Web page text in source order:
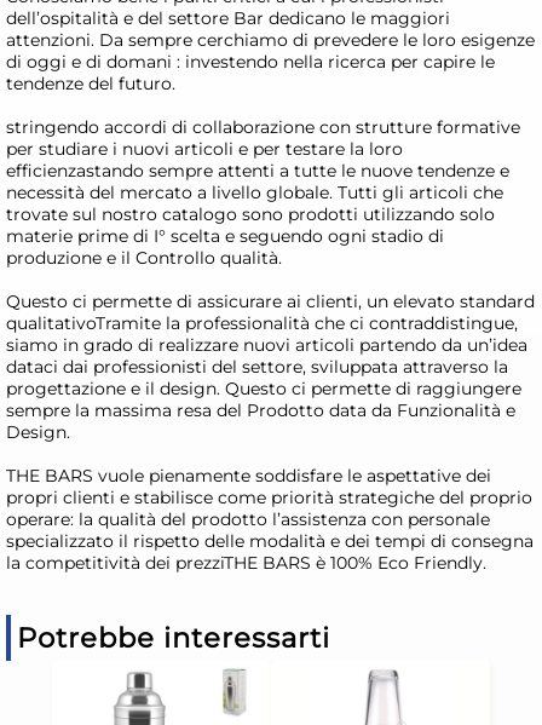
dell’ospitalità e del settore Bar dedicano le maggiori
attenzioni. Da sempre cerchiamo di prevedere le loro esigenze
di oggi e di domani : investendo nella ricerca per capire le
tendenze del futuro.
stringendo accordi di collaborazione con strutture formative
per studiare i nuovi articoli e per testare la loro
efficienzastando sempre attenti a tutte le nuove tendenze e
necessità del mercato a livello globale. Tutti gli articoli che
trovate sul nostro catalogo sono prodotti utilizzando solo
materie prime di I° scelta e seguendo ogni stadio di
produzione e il Controllo qualità.
Questo ci permette di assicurare ai clienti, un elevato standard
qualitativoTramite la professionalità che ci contraddistingue,
siamo in grado di realizzare nuovi articoli partendo da un’idea
dataci dai professionisti del settore, sviluppata attraverso la
progettazione e il design. Questo ci permette di raggiungere
sempre la massima resa del Prodotto data da Funzionalità e
Design.
THE BARS vuole pienamente soddisfare le aspettative dei
propri clienti e stabilisce come priorità strategiche del proprio
operare: la qualità del prodotto l’assistenza con personale
specializzato il rispetto delle modalità e dei tempi di consegna
la competitività dei prezziTHE BARS è 100% Eco Friendly.
Potrebbe interessarti